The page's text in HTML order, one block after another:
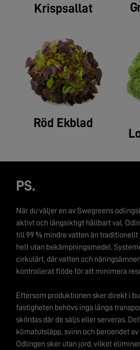
Krispsallat
Röd Ekblad
PS.
När du väljer en av Swegreens
aktivt och långsiktigt hållbart val.
till 99 % mindre vatten än traditionellt
helt utan bekämpningsmedel.
cirkulärt, där vatten och
kontrollerat flöde för att minimera
Eftersom produktionen sker direkt i
fastigheten behövs inga långa
skördas där de säljs eller serveras.
klimatutsläpp, svinn och beroendet
Odlingen sker utan jord, vilket